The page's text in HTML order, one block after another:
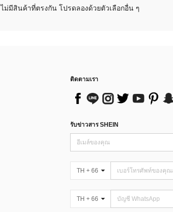
ไม่มีสินค้าที่ตรงกัน โปรดลองด้วยตัวเลือกอื่น ๆ
ติดตามเรา
รับข่าวสาร SHEIN
TH + 66
TH + 66